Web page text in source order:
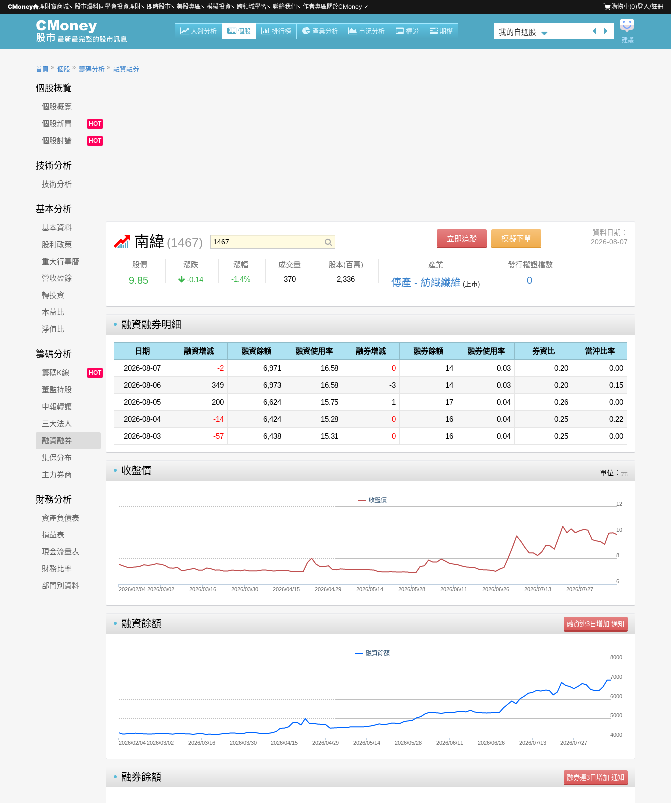
CMoney 理財寶商城 股市爆料同學會投資理財 即時股市 美股專區 模擬投資 跨領域學習 聯絡我們 作者專區關於CMoney 購物車(0)登入/註冊
大盤分析 個股 排行榜 產業分析 市況分析 權證 期權 我的自選股
建議
首頁 個股 籌碼分析 融資融券
個股概覽
個股概覽
個股新聞
HOT
個股討論 HOT
技術分析
技術分析
基本分析
基本資料
股利政策
重大行事曆
營收盈餘
轉投資
本益比
淨值比
籌碼分析
籌碼K線 HOT
董監持股
申報轉讓
三大法人
融資融券
集保分布
主力券商
財務分析
資產負債表
損益表
現金流量表
財務比率
部門別資料
南緯 (1467) 立即追蹤 模擬下單
資料日期：
2026-08-07
股價
9.85
漲跌
-0.14
漲幅
-1.4%
成交量
370
股本(百萬)
2,336
產業
傳產 - 紡織纖維 (上市)
發行權證檔數
0
融資融券明細
日期 融資增減 融資餘額 融資使用率 融券增減 融券餘額 融券使用率 券資比
當沖比率
2026-08-07
-2 6,971 16.58 0 14 0.03 0.20
0.00
2026-08-06
349 6,973 16.58 -3 14 0.03 0.20
0.15
2026-08-05
200 6,624 15.75 1 17 0.04 0.26
0.00
2026-08-04
-14 6,424 15.28 0 16 0.04 0.25
0.22
2026-08-03
-57 6,438 15.31 0 16 0.04 0.25 0.00
收盤價 單位： 元
收盤價
2026/02/04 2026/03/02 2026/03/16 2026/03/30 2026/04/15 2026/04/29 2026/05/14 2026/05/28 2026/06/11 2026/06/26 2026/07/13 2026/07/27
6
8
10
12
融資餘額 單位：張
融資餘額
2026/02/042026/03/02 2026/03/16 2026/03/30 2026/04/15 2026/04/29 2026/05/14 2026/05/28 2026/06/11 2026/06/26 2026/07/13 2026/07/27
4000
5000
6000
7000
8000
融券餘額 單位：張